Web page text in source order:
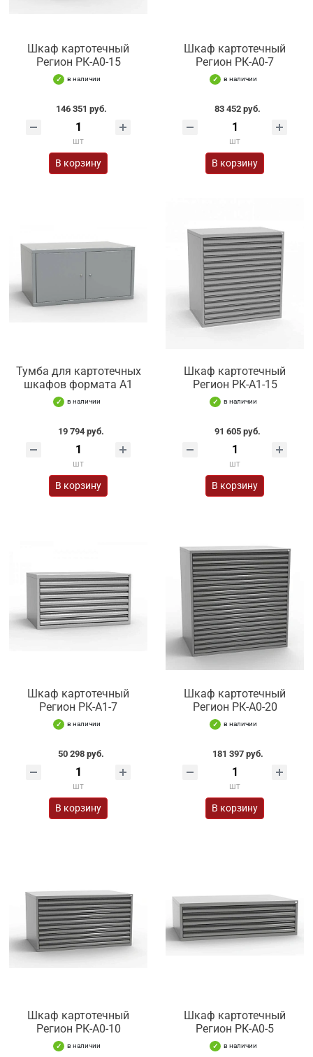
Шкаф картотечный
Регион РК-А0-15
в наличии
146 351 руб.
шт
В корзину
Шкаф картотечный
Регион РК-А0-7
в наличии
83 452 руб.
шт
В корзину
Тумба для картотечных
шкафов формата А1
в наличии
19 794 руб.
шт
В корзину
Шкаф картотечный
Регион РК-А1-15
в наличии
91 605 руб.
шт
В корзину
Шкаф картотечный
Регион РК-А1-7
в наличии
50 298 руб.
шт
В корзину
Шкаф картотечный
Регион РК-А0-20
в наличии
181 397 руб.
шт
В корзину
Шкаф картотечный
Регион РК-А0-10
в наличии
Шкаф картотечный
Регион РК-А0-5
в наличии